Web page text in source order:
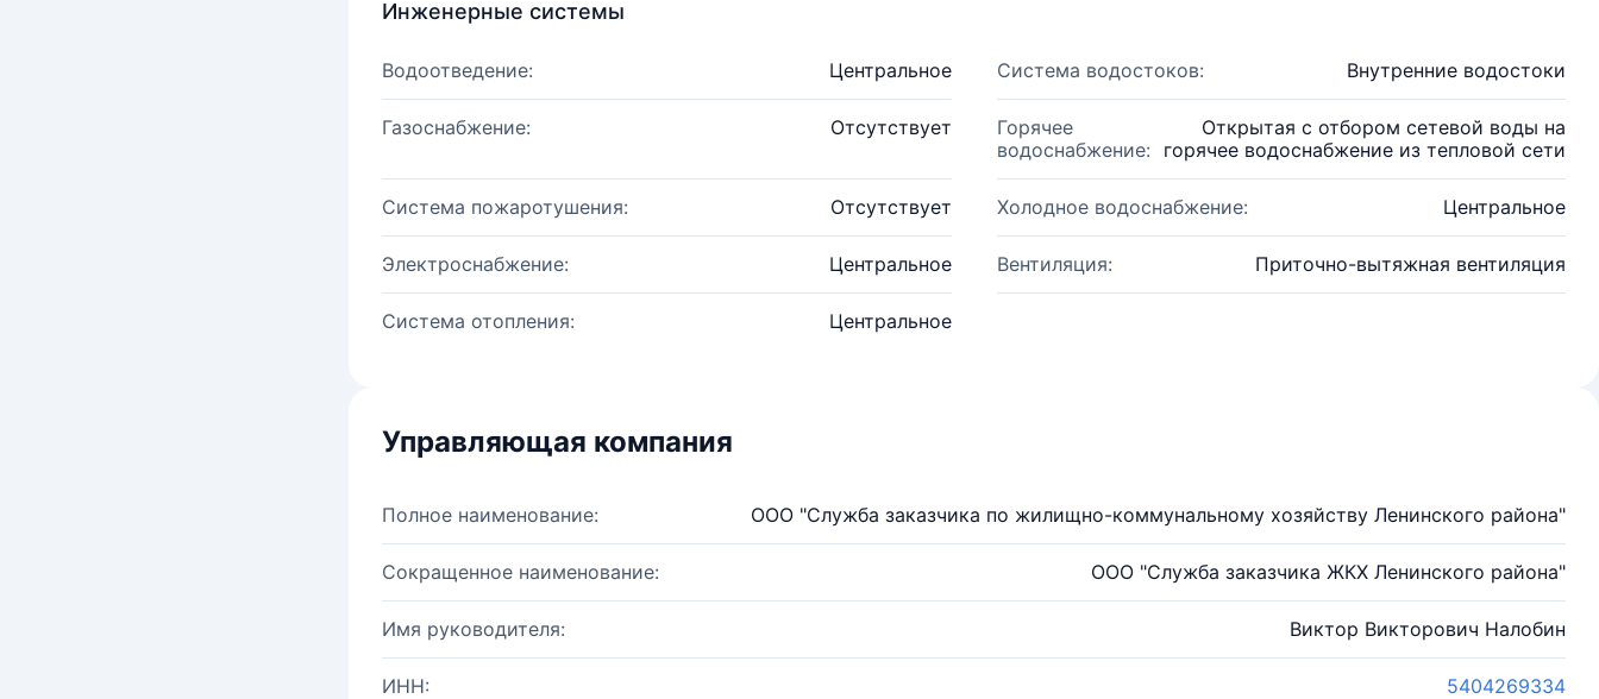
Инженерные системы
Водоотведение: Центральное Система водостоков: Внутренние водостоки
Газоснабжение: Отсутствует
Горячее
водоснабжение:
Открытая с отбором сетевой воды на
горячее водоснабжение из тепловой сети
Система пожаротушения: Отсутствует Холодное водоснабжение: Центральное
Электроснабжение: Центральное Вентиляция: Приточно-вытяжная вентиляция
Система отопления: Центральное
Управляющая компания
Полное наименование: ООО "Служба заказчика по жилищно-коммунальному хозяйству Ленинского района"
Сокращенное наименование: ООО "Служба заказчика ЖКХ Ленинского района"
Имя руководителя: Виктор Викторович Налобин
ИНН: 5404269334